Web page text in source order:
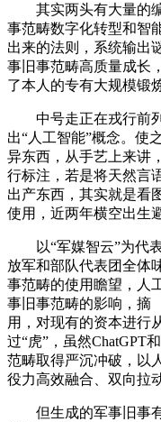
其实两头有大量的编
事范畴数字化转型和智
出来的法则，系统输出
事旧事范畴高质量成长
了本人的专有大规模锻
中号走正在戎行前列
出“人工智能”概念。使
异东西，从手艺上来讲
行标注，若是将天然言
出产东西，其实就是看
使用，近两年横空出生
以“军媒智云”为代表
放军和部队代表团全体
事范畴的使用瞻望，人
事旧事范畴的影响，摘
用，对现有的资本进行
过“虎”，虽然ChatGPT
范畴取得严沉冲破，以
役力高效融合、双向拉动
但生成的军事旧事有